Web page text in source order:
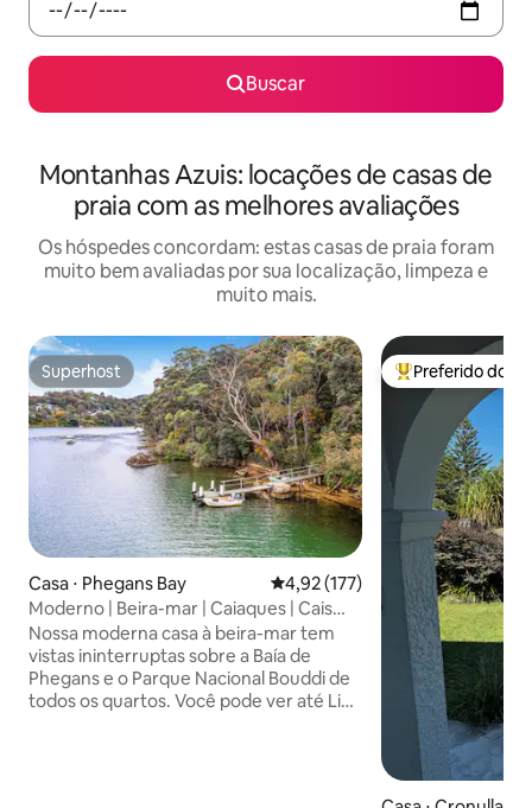
Buscar
Montanhas Azuis: locações de casas de
praia com as melhores avaliações
Os hóspedes concordam: estas casas de praia foram
muito bem avaliadas por sua localização, limpeza e
muito mais.
Superhost
Superhost
Casa ⋅ Phegans Bay 4,92 de uma avaliação média de
4,92 (177)
Moderno | Beira-mar | Caiaques | Cais
privativo
Nossa moderna casa à beira-mar tem
vistas ininterruptas sobre a Baía de
Phegans e o Parque Nacional Bouddi de
todos os quartos. Você pode ver até Lion
Entre os
Preferido dos